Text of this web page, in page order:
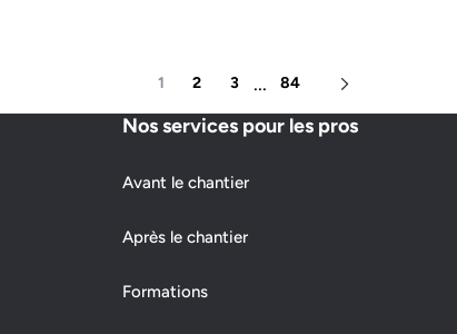
1 2 3 ... 84
Page suivante
Nos services pour les pros
Avant le chantier
Après le chantier
Formations